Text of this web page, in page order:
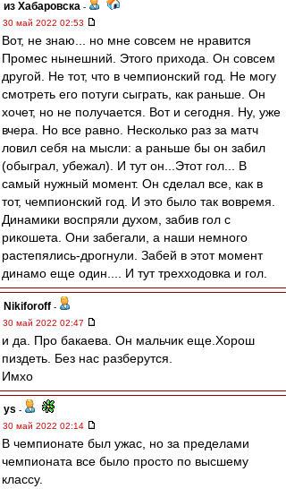
из Хабаровска -
30 май 2022 02:53
Вот, не знаю... но мне совсем не нравится
Промес нынешний. Этого прихода. Он совсем
другой. Не тот, что в чемпионский год. Не могу
смотреть его потуги сыграть, как раньше. Он
хочет, но не получается. Вот и сегодня. Ну, уже
вчера. Но все равно. Несколько раз за матч
ловил себя на мысли: а раньше бы он забил
(обыграл, убежал). И тут он...Этот гол... В
самый нужный момент. Он сделал все, как в
тот, чемпионский год. И это было так вовремя.
Динамики воспряли духом, забив гол с
рикошета. Они забегали, а наши немного
растепялись-дрогнули. Забей в этот момент
динамо еще один.... И тут трехходовка и гол.
Nikiforoff -
30 май 2022 02:47
и да. Про бакаева. Он мальчик еще.Хорош
пиздеть. Без нас разберутся.
Имхо
ys -
30 май 2022 02:14
В чемпионате был ужас, но за пределами
чемпионата все было просто по высшему
классу.